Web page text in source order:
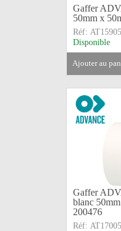
Gaffer
50mm x
Réf:
Disponible
ajouter au
Gaffer
blanc
200476
Réf: